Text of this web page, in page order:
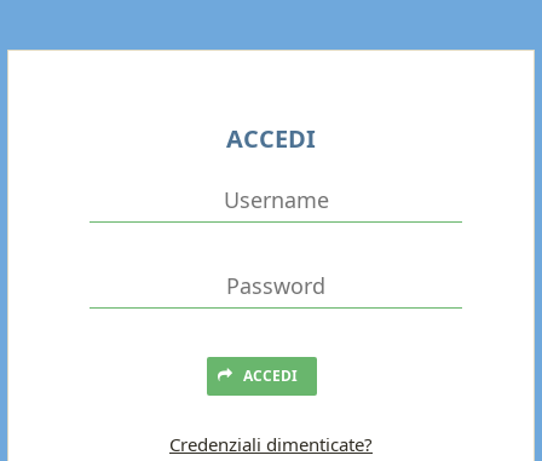
ACCEDI
ACCEDI
Credenziali dimenticate?